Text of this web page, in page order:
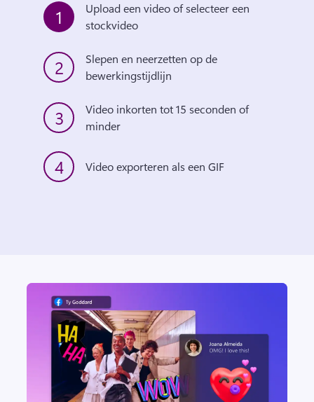
1
Upload een video of selecteer een
stockvideo
2
Slepen en neerzetten op de
bewerkingstijdlijn
3
Video inkorten tot 15 seconden of
minder
4 Video exporteren als een GIF